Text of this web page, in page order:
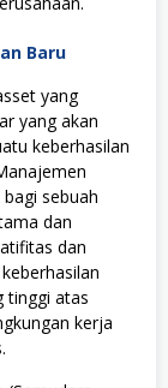
Baru
yang
yang akan
keberhasilan
sebuah
dan
dan
tinggi atas
kerja